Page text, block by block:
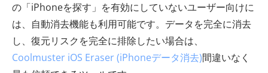
の「iPhoneを探す」を有効にしていないユーザー向けに
は、自動消去機能も利用可能です。データを完全に消去
し、復元リスクを完全に排除したい場合は、
Coolmuster iOS Eraser (iPhoneデータ消去)間違いなく